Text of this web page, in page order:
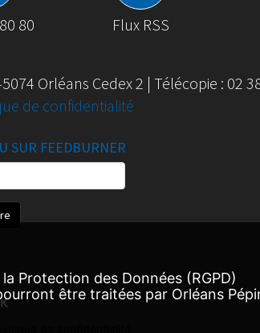
80 Flux RSS
Orléans Cedex 2 | Télécopie : 02
de confidentialité
SUR FEEDBURNER
Protection des Données (RGPD)
être traitées par Orléans